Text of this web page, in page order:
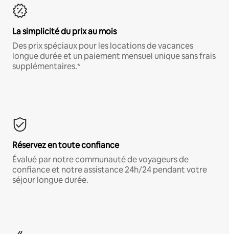
La simplicité du prix au mois
Des prix spéciaux pour les locations de vacances
longue durée et un paiement mensuel unique sans frais
supplémentaires.*
Réservez en toute confiance
Évalué par notre communauté de voyageurs de
confiance et notre assistance 24h/24 pendant votre
séjour longue durée.